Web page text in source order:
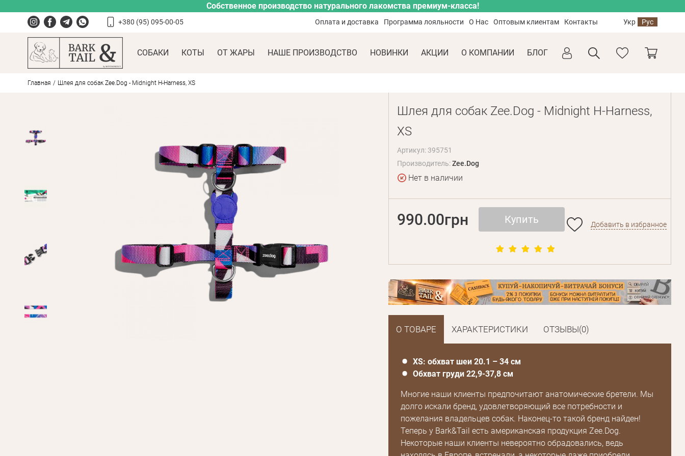
Собственное производство натурального лакомства премиум-класса!
+380 (95) 095-00-05 Оплата и доставка Программа лояльности О Нас Оптовым клиентам Контакты Укр Рус
СОБАКИ КОТЫ ОТ ЖАРЫ НАШЕ ПРОИЗВОДСТВО НОВИНКИ АКЦИИ О КОМПАНИИ БЛОГ
Главная Шлея для собак Zee.Dog - Midnight H-Harness, XS
Шлея для собак Zee.Dog - Midnight H-Harness,
XS
Артикул: 395751
Производитель:Zee.Dog
Нет в наличии
990.00грн Купить Добавить в избранное
О ТОВАРЕ ХАРАКТЕРИСТИКИ ОТЗЫВЫ(0)
ХS: обхват шеи 20.1 – 34 см
Обхват груди 22,9-37,8 см
Многие наши клиенты предпочитают анатомические бретели. Мы
долго искали бренд, удовлетворяющий все потребности и
пожелания владельцев собак. Наконец-то такой бренд найден!
Теперь у Bark&Tail есть американская продукция Zee.Dog.
Некоторые наши клиенты невероятно обрадовались, ведь